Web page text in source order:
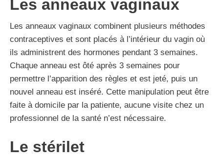
Les anneaux vaginaux
Les anneaux vaginaux combinent plusieurs méthodes
contraceptives et sont placés à l’intérieur du vagin où
ils administrent des hormones pendant 3 semaines.
Chaque anneau est ôté après 3 semaines pour
permettre l’apparition des règles et est jeté, puis un
nouvel anneau est inséré. Cette manipulation peut être
faite à domicile par la patiente, aucune visite chez un
professionnel de la santé n’est nécessaire.
Le stérilet